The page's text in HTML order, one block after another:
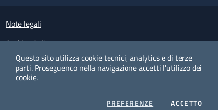
Questo sito utilizza cookie tecnici, analytics e di terze
parti. Proseguendo nella navigazione accetti l'utilizzo dei
cookie.
PREFERENZE COOKIESACCETTOI
Small prints
Note legali
Cookies Policy
Policy privacy e protezione del dato personale
Albo pretorio on-line